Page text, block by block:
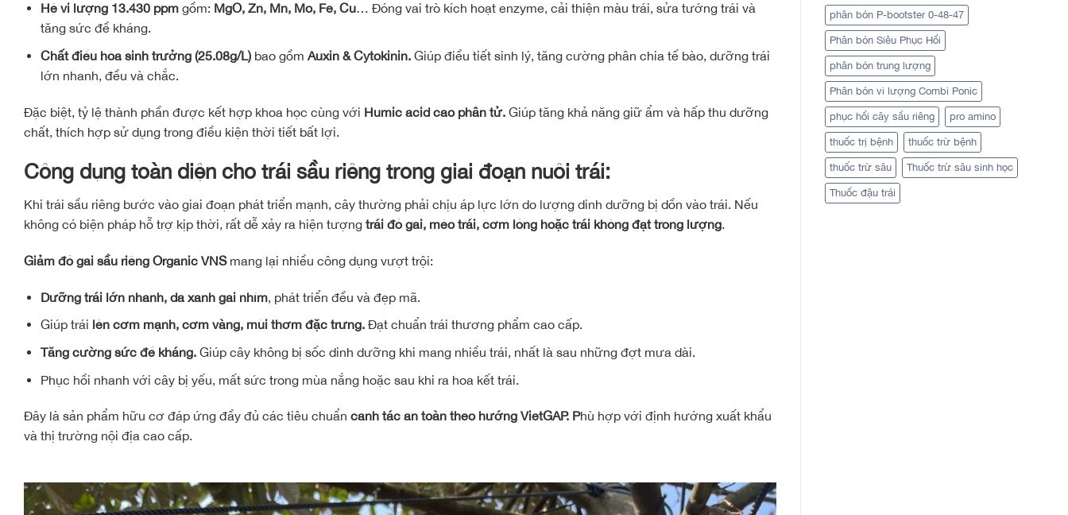
phân bón P-bootster 0-48-47
Phân bón Siêu Phục Hồi
phân bón trung lượng
Phân bón vi lượng Combi Ponic
phục hồi cây sầu riêng pro amino
thuốc trị bệnh thuốc trừ bệnh
thuốc trừ sâu Thuốc trừ sâu sinh học
Thuốc đậu trái
Hệ vi lượng 13.430 ppmgồm: MgO, Zn, Mn, Mo, Fe, Cu… Đóng vai trò kích hoạt enzyme, cải thiện màu trái, sửa tướng trái và
tăng sức đề kháng.
Chất điều hòa sinh trưởng (25.08g/L)bao gồm Auxin & Cytokinin. Giúp điều tiết sinh lý, tăng cường phân chia tế bào, dưỡng trái
lớn nhanh, đều và chắc.
Đặc biệt, tỷ lệ thành phần được kết hợp khoa học cùng với Humic acid cao phân tử. Giúp tăng khả năng giữ ẩm và hấp thu dưỡng
chất, thích hợp sử dụng trong điều kiện thời tiết bất lợi.
Công dụng toàn diện cho trái sầu riêng trong giai đoạn nuôi trái:
Khi trái sầu riêng bước vào giai đoạn phát triển mạnh, cây thường phải chịu áp lực lớn do lượng dinh dưỡng bị dồn vào trái. Nếu
không có biện pháp hỗ trợ kịp thời, rất dễ xảy ra hiện tượng trái đỏ gai, méo trái, cơm lỏng hoặc trái không đạt trọng lượng.
Giảm đỏ gai sầu riêng Organic VNSmang lại nhiều công dụng vượt trội:
Dưỡng trái lớn nhanh, da xanh gai nhím, phát triển đều và đẹp mã.
Giúp trái lên cơm mạnh, cơm vàng, mùi thơm đặc trưng.Đạt chuẩn trái thương phẩm cao cấp.
Tăng cường sức đề kháng.Giúp cây không bị sốc dinh dưỡng khi mang nhiều trái, nhất là sau những đợt mưa dài.
Phục hồi nhanh với cây bị yếu, mất sức trong mùa nắng hoặc sau khi ra hoa kết trái.
Đây là sản phẩm hữu cơ đáp ứng đầy đủ các tiêu chuẩn canh tác an toàn theo hướng VietGAP. Phù hợp với định hướng xuất khẩu
và thị trường nội địa cao cấp.